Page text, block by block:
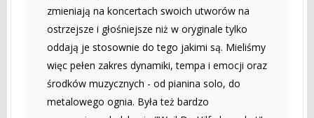
zmieniają na koncertach swoich utworów na
ostrzejsze i głośniejsze niż w oryginale tylko
oddają je stosownie do tego jakimi są. Mieliśmy
więc pełen zakres dynamiki, tempa i emocji oraz
środków muzycznych - od pianina solo, do
metalowego ognia. Była też bardzo